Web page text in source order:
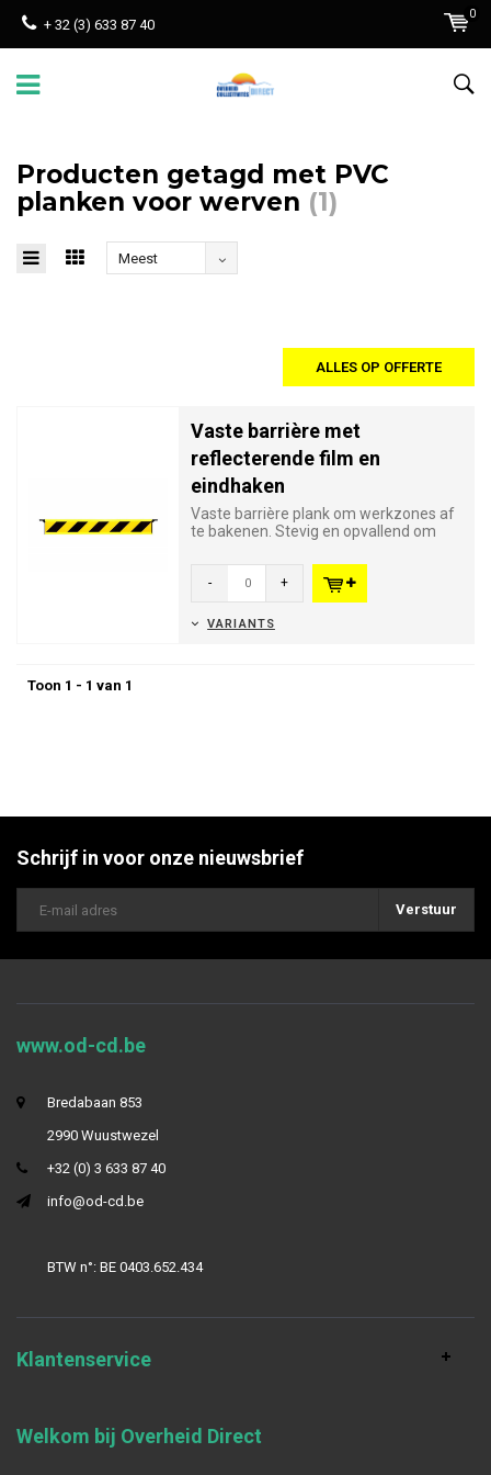
+ 32 (3) 633 87 40
0
Producten getagd met PVC
planken voor werven (1)
Meest
ALLES OP OFFERTE
Vaste barrière met
reflecterende film en
eindhaken
Vaste barrière plank om werkzones af
te bakenen. Stevig en opvallend om
- +
VARIANTS
Toon 1 - 1 van 1
Schrijf in voor onze nieuwsbrief
Verstuur
www.od-cd.be
Bredabaan 853
2990 Wuustwezel
+32 (0) 3 633 87 40
info@od-cd.be
BTW n°: BE 0403.652.434
Klantenservice
Welkom bij Overheid Direct